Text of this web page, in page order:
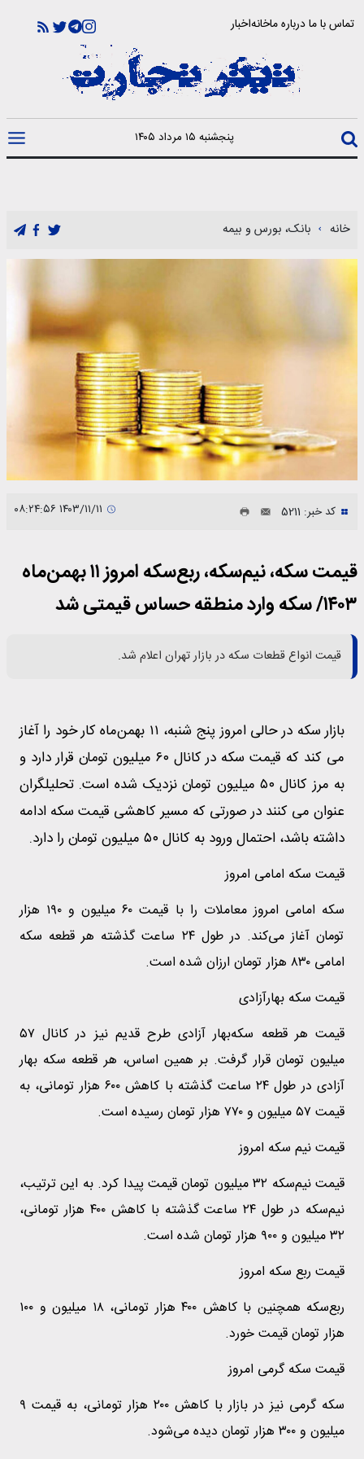
تماس با مادرباره ماخانهاخبار
پنجشنبه ۱۵ مرداد ۱۴۰۵
خانه بانک، بورس و بیمه
کد خبر: 5211
قیمت سکه، نیم‌سکه، ربع‌سکه امروز ۱۱ بهمن‌ماه
۱۴۰۳/ سکه وارد منطقه حساس قیمتی شد
قیمت انواع قطعات سکه در بازار تهران اعلام شد.
بازار سکه در حالی امروز پنج شنبه، ۱۱ بهمن‌ماه کار خود را آغاز
می کند که قیمت سکه در کانال ۶۰ میلیون تومان قرار دارد و
به مرز کانال ۵۰ میلیون تومان نزدیک شده است. تحلیلگران
عنوان می کنند در صورتی که مسیر کاهشی قیمت سکه ادامه
داشته باشد، احتمال ورود به کانال ۵۰ میلیون تومان را دارد.
قیمت سکه امامی امروز
سکه امامی امروز معاملات را با قیمت ۶۰ میلیون و ۱۹۰ هزار
تومان آغاز می‌کند. در طول ۲۴ ساعت گذشته هر قطعه سکه
امامی ۸۳۰ هزار تومان ارزان شده است.
قیمت سکه بهارآزادی
قیمت هر قطعه سکه‌بهار آزادی طرح قدیم نیز در کانال ۵۷
میلیون تومان قرار گرفت. بر همین اساس، هر قطعه سکه بهار
آزادی در طول ۲۴ ساعت گذشته با کاهش ۶۰۰ هزار تومانی، به
قیمت ۵۷ میلیون و ۷۷۰ هزار تومان رسیده است.
قیمت نیم سکه امروز
قیمت نیم‌سکه ۳۲ میلیون تومان قیمت پیدا کرد. به این ترتیب،
نیم‌سکه در طول ۲۴ ساعت گذشته با کاهش ۴۰۰ هزار تومانی،
۳۲ میلیون و ۹۰۰ هزار تومان شده است.
قیمت ربع سکه امروز
ربع‌سکه همچنین با کاهش ۴۰۰ هزار تومانی، ۱۸ میلیون و ۱۰۰
هزار تومان قیمت خورد.
قیمت سکه گرمی امروز
سکه گرمی نیز در بازار با کاهش ۲۰۰ هزار تومانی، به قیمت ۹
میلیون و ۳۰۰ هزار تومان دیده می‌شود.